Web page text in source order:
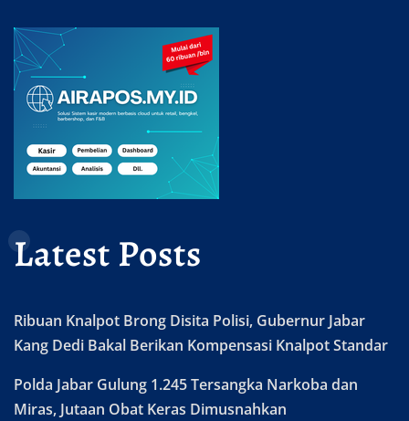
Latest Posts
Ribuan Knalpot Brong Disita Polisi, Gubernur Jabar
Kang Dedi Bakal Berikan Kompensasi Knalpot Standar
Polda Jabar Gulung 1.245 Tersangka Narkoba dan
Miras, Jutaan Obat Keras Dimusnahkan